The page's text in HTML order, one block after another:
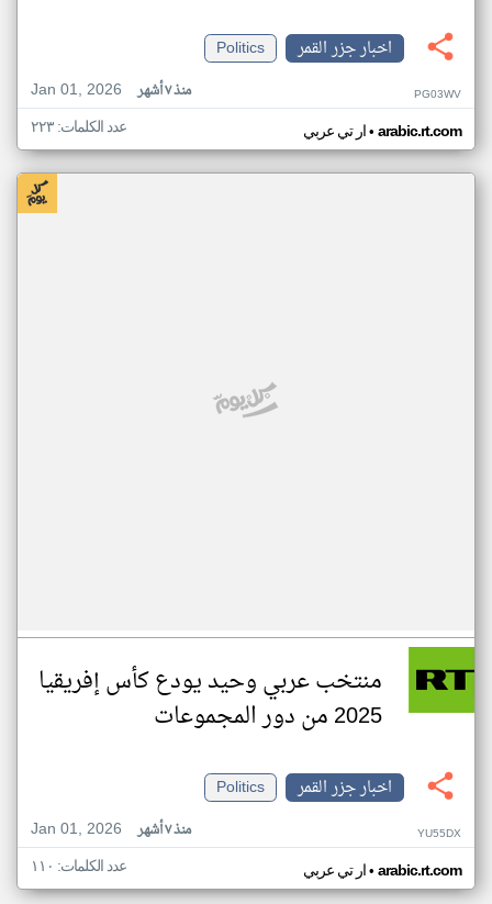
اخبار جزر القمر
Politics
Jan 01, 2026
منذ ٧ أشهر PG03WV
ار تي عربي• arabic.rt.com عدد الكلمات: ٢٢٣
منتخب عربي وحيد يودع كأس إفريقيا
2025 من دور المجموعات
اخبار جزر القمر
Politics
Jan 01, 2026
منذ ٧ أشهر YU55DX
ار تي عربي• arabic.rt.com عدد الكلمات: ١١٠